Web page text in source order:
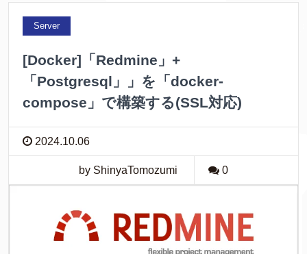
Server
[Docker]「Redmine」+
「Postgresql」」を「docker-
compose」で構築する(SSL対応)
2024.10.06
by ShinyaTomozumi 0